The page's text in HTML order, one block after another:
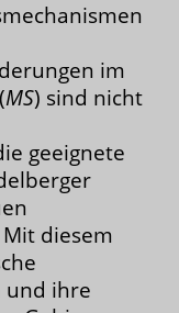
im
MS) sind nicht
geeignete
diesem
und ihre